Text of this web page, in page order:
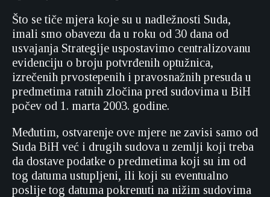
Što se tiče mjera koje su u nadležnosti Suda,
imali smo obavezu da u roku od 30 dana od
usvajanja Strategije uspostavimo centralizovanu
evidenciju o broju potvrđenih optužnica,
izrečenih prvostepenih i pravosnažnih presuda u
predmetima ratnih zločina pred sudovima u BiH
počev od 1. marta 2003. godine.
Međutim, ostvarenje ove mjere ne zavisi samo od
Suda BiH već i drugih sudova u zemlji koji treba
da dostave podatke o predmetima koji su im od
tog datuma ustupljeni, ili koji su eventualno
poslije tog datuma pokrenuti na nižim sudovima